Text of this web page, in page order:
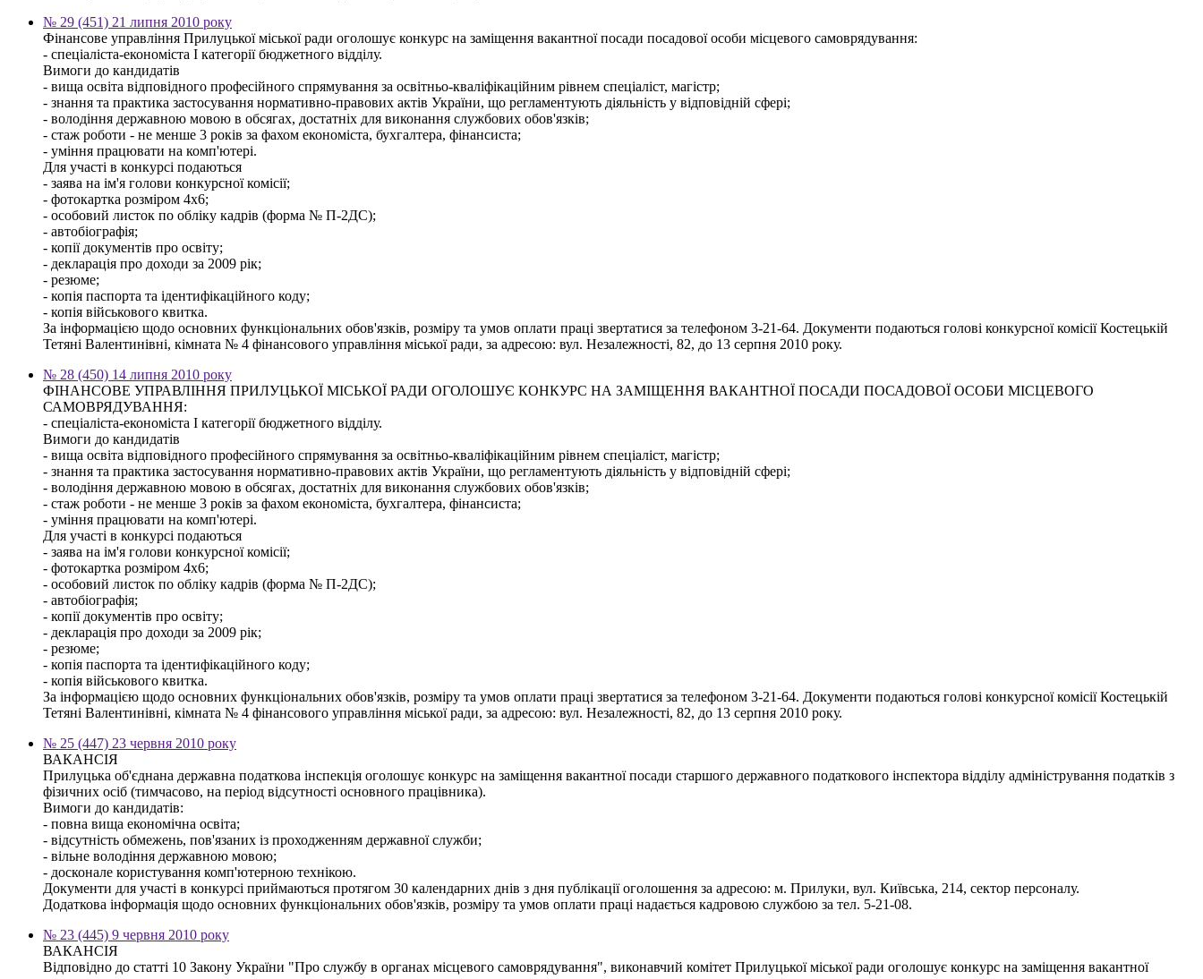
№ 29 (451) 21 липня 2010 року
Фінансове управління Прилуцької міської ради оголошує конкурс на заміщення вакантної посади посадової особи місцевого самоврядування:
- спеціаліста-економіста І категорії бюджетного відділу.
Вимоги до кандидатів
- вища освіта відповідного професійного спрямування за освітньо-кваліфікаційним рівнем спеціаліст, магістр;
- знання та практика застосування нормативно-правових актів України, що регламентують діяльність у відповідній сфері;
- володіння державною мовою в обсягах, достатніх для виконання службових обов'язків;
- стаж роботи - не менше 3 років за фахом економіста, бухгалтера, фінансиста;
- уміння працювати на комп'ютері.
Для участі в конкурсі подаються
- заява на ім'я голови конкурсної комісії;
- фотокартка розміром 4х6;
- особовий листок по обліку кадрів (форма № П-2ДС);
- автобіографія;
- копії документів про освіту;
- декларація про доходи за 2009 рік;
- резюме;
- копія паспорта та ідентифікаційного коду;
- копія військового квитка.
За інформацією щодо основних функціональних обов'язків, розміру та умов оплати праці звертатися за телефоном 3-21-64. Документи подаються голові конкурсної комісії Костецькій
Тетяні Валентинівні, кімната № 4 фінансового управління міської ради, за адресою: вул. Незалежності, 82, до 13 серпня 2010 року.
№ 28 (450) 14 липня 2010 року
ФІНАНСОВЕ УПРАВЛІННЯ ПРИЛУЦЬКОЇ МІСЬКОЇ РАДИ ОГОЛОШУЄ КОНКУРС НА ЗАМІЩЕННЯ ВАКАНТНОЇ ПОСАДИ ПОСАДОВОЇ ОСОБИ МІСЦЕВОГО
САМОВРЯДУВАННЯ:
- спеціаліста-економіста І категорії бюджетного відділу.
Вимоги до кандидатів
- вища освіта відповідного професійного спрямування за освітньо-кваліфікаційним рівнем спеціаліст, магістр;
- знання та практика застосування нормативно-правових актів України, що регламентують діяльність у відповідній сфері;
- володіння державною мовою в обсягах, достатніх для виконання службових обов'язків;
- стаж роботи - не менше 3 років за фахом економіста, бухгалтера, фінансиста;
- уміння працювати на комп'ютері.
Для участі в конкурсі подаються
- заява на ім'я голови конкурсної комісії;
- фотокартка розміром 4х6;
- особовий листок по обліку кадрів (форма № П-2ДС);
- автобіографія;
- копії документів про освіту;
- декларація про доходи за 2009 рік;
- резюме;
- копія паспорта та ідентифікаційного коду;
- копія військового квитка.
За інформацією щодо основних функціональних обов'язків, розміру та умов оплати праці звертатися за телефоном 3-21-64. Документи подаються голові конкурсної комісії Костецькій
Тетяні Валентинівні, кімната № 4 фінансового управління міської ради, за адресою: вул. Незалежності, 82, до 13 серпня 2010 року.
№ 25 (447) 23 червня 2010 року
ВАКАНСІЯ
Прилуцька об'єднана державна податкова інспекція оголошує конкурс на заміщення вакантної посади старшого державного податкового інспектора відділу адміністрування податків з
фізичних осіб (тимчасово, на період відсутності основного працівника).
Вимоги до кандидатів:
- повна вища економічна освіта;
- відсутність обмежень, пов'язаних із проходженням державної служби;
- вільне володіння державною мовою;
- досконале користування комп'ютерною технікою.
Документи для участі в конкурсі приймаються протягом 30 календарних днів з дня публікації оголошення за адресою: м. Прилуки, вул. Київська, 214, сектор персоналу.
Додаткова інформація щодо основних функціональних обов'язків, розміру та умов оплати праці надається кадровою службою за тел. 5-21-08.
№ 23 (445) 9 червня 2010 року
ВАКАНСІЯ
Відповідно до статті 10 Закону України "Про службу в органах місцевого самоврядування", виконавчий комітет Прилуцької міської ради оголошує конкурс на заміщення вакантної